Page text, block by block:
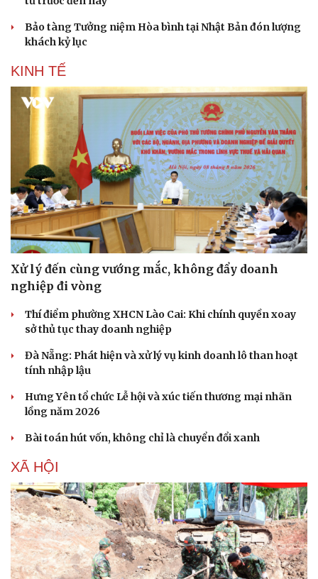
Du lịch
Tư vấn
Săn Tour
Podcast
Câu chuyện thời sự
Đọc truyện đêm khuya
Cửa sổ tình yêu
Kể chuyện cho bé
Hạt giống tâm hồn
Bảo tàng Tưởng niệm Hòa bình tại Nhật Bản đón lượng
khách kỷ lục
KINH TẾ
Xử lý đến cùng vướng mắc, không đẩy doanh
nghiệp đi vòng
Thí điểm phường XHCN Lào Cai: Khi chính quyền xoay
sở thủ tục thay doanh nghiệp
Đà Nẵng: Phát hiện và xử lý vụ kinh doanh lô than hoạt
tính nhập lậu
Hưng Yên tổ chức Lễ hội và xúc tiến thương mại nhãn
lồng năm 2026
Bài toán hút vốn, không chỉ là chuyển đổi xanh
XÃ HỘI